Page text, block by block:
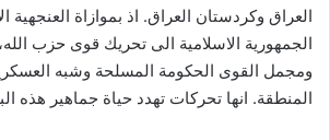
العراق وكردستان العراق. اذ بموازاة العنجهية
الجمهورية الاسلامية الى تحريك قوى حزب
ومجمل القوى الحكومة المسلحة وشبه
المنطقة. انها تحركات تهدد حياة جماهير هذه